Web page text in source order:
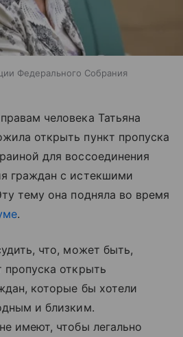
Федерального Собрания
человека Татьяна
открыть пункт пропуска
для воссоединения
граждан с истекшими
тему она подняла во время
.
что, может быть,
пропуска открыть
которые бы хотели
и близким.
имеют, чтобы легально